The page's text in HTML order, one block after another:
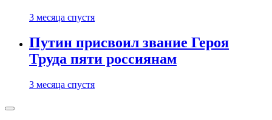
3 месяца спустя
Путин присвоил звание Героя
Труда пяти россиянам
3 месяца спустя